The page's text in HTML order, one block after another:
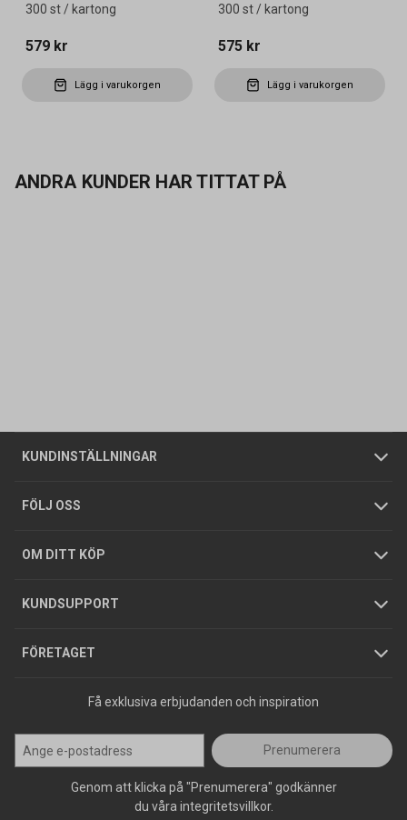
300 st / kartong
579 kr
Lägg i varukorgen
300 st / kartong
575 kr
Lägg i varukorgen
ANDRA KUNDER HAR TITTAT PÅ
KUNDINSTÄLLNINGAR
Företagskund / Privatkund
FÖLJ OSS
OM DITT KÖP
Allmänna försäljningsvillkor
Integritetspolicy
GDPR
KUNDSUPPORT
Butiker
Foldrar och kataloger
Köpguider
Varumärken
FÖRETAGET
Om oss
Tjänster
Hållbarhet
Jobba hos oss
Press
Få exklusiva erbjudanden och inspiration
Prenumerera
Genom att klicka på "Prenumerera" godkänner
du våra integritetsvillkor.